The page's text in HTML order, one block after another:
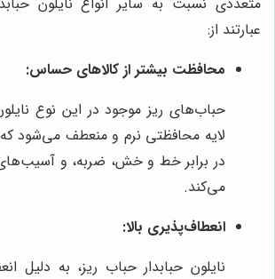
عبارتند از:
محافظت بیشتر از کالاهای حساس:
حباب‌های ریز موجود در این نوع
لایه محافظتی نرم و منعطف می‌شود
در برابر خط و خش، ضربه، و
می‌کند.
انعطاف‌پذیری بالا:
نایلون حبابدار حباب ریز، به دلیل